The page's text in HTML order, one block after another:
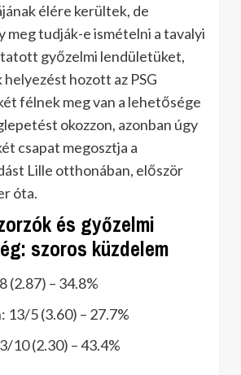
élére kerültek, de
meg tudják-e ismételni a tavalyi
győzelmi lendületüket,
helyezést hozott az PSG
félnek meg van a lehetősége
okozzon, azonban úgy
csapat megosztja a
Lille otthonában, először
óta.
és győzelmi
szoros küzdelem
(2.87) – 34.8%
13/5 (3.60) – 27.7%
10 (2.30) – 43.4%